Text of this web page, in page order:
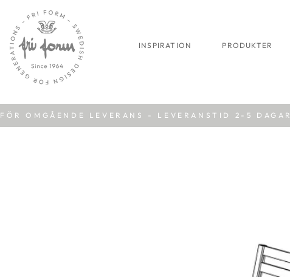
INSPIRATION PRODUKTER
FÖR OMGÅENDE LEVERANS - LEVERANSTID 2-5 DAGAR